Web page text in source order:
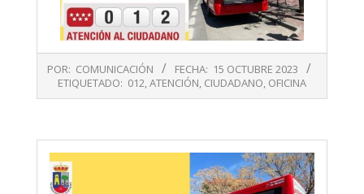
10-
15
POR: COMUNICACIÓN FECHA: 15 OCTUBRE 2023
ETIQUETADO: 012,ATENCIÓN, CIUDADANO, OFICINA